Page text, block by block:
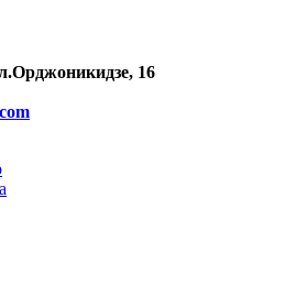
16